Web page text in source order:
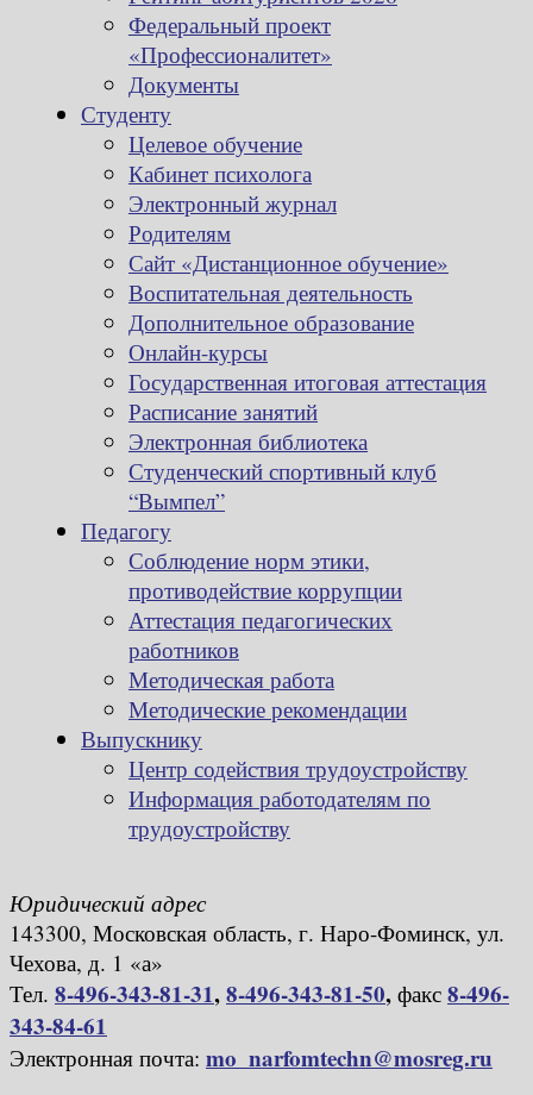
Федеральный проект
«Профессионалитет»
Документы
Студенту
Целевое обучение
Кабинет психолога
Электронный журнал
Родителям
Сайт «Дистанционное обучение»
Воспитательная деятельность
Дополнительное образование
Онлайн-курсы
Государственная итоговая аттестация
Расписание занятий
Электронная библиотека
Студенческий спортивный клуб
“Вымпел”
Педагогу
Соблюдение норм этики,
противодействие коррупции
Аттестация педагогических
работников
Методическая работа
Методические рекомендации
Выпускнику
Центр содействия трудоустройству
Информация работодателям по
трудоустройству
Юридический адрес
143300, Московская область, г. Наро-Фоминск, ул.
Чехова, д. 1 «а»
Тел. 8-496-343-81-31,8-496-343-81-50, факс 8-496-
343-84-61
Электронная почта: mo_narfomtechn@mosreg.ru